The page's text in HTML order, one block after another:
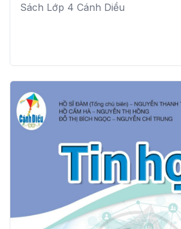
Sách Lớp 4 Cánh Diều